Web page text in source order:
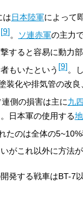
は日本陸軍によって
[9]。 ソ連赤軍の主力
すると容易に動力
もいたという [9]。
装化や排気管の改
側の損害は主に九
日本軍の使用する
たのは全体の
がこれ以外に方法
発する戦車はBT-7以